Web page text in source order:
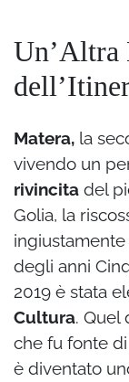
Un’Altra
Matera, la
vivendo un
rivincita del
Golia, la
ingiustamente
degli anni
2019 è stata
Cultura. Quel
che fu fonte
è diventato